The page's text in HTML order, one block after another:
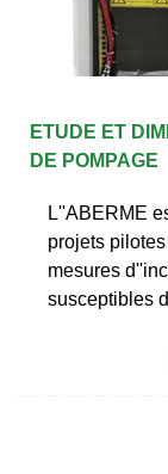
ETUDE ET
DE POMPAGE
L''ABERME
projets
mesures
susceptibles